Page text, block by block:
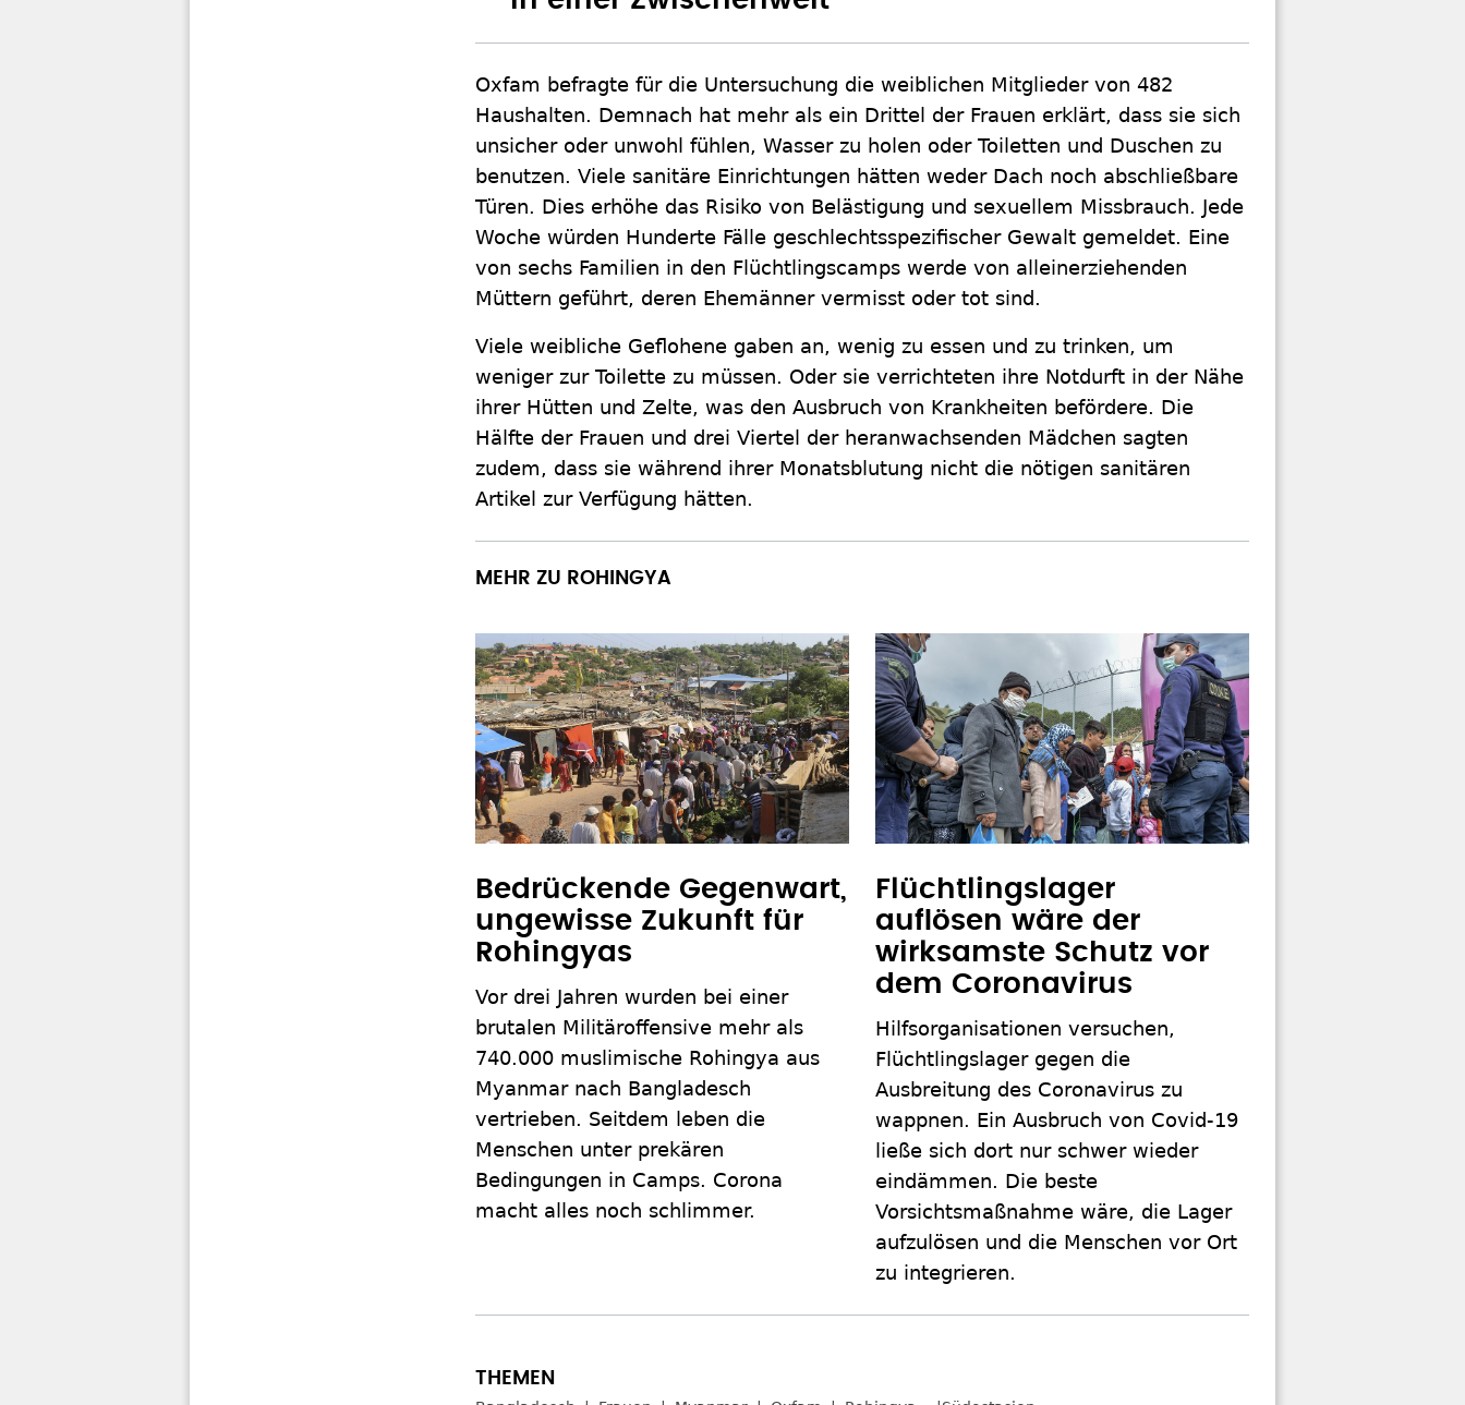
Oxfam befragte für die Untersuchung die weiblichen Mitglieder von 482
Haushalten. Demnach hat mehr als ein Drittel der Frauen erklärt, dass sie sich
unsicher oder unwohl fühlen, Wasser zu holen oder Toiletten und Duschen zu
benutzen. Viele sanitäre Einrichtungen hätten weder Dach noch abschließbare
Türen. Dies erhöhe das Risiko von Belästigung und sexuellem Missbrauch. Jede
Woche würden Hunderte Fälle geschlechtsspezifischer Gewalt gemeldet. Eine
von sechs Familien in den Flüchtlingscamps werde von alleinerziehenden
Müttern geführt, deren Ehemänner vermisst oder tot sind.
Viele weibliche Geflohene gaben an, wenig zu essen und zu trinken, um
weniger zur Toilette zu müssen. Oder sie verrichteten ihre Notdurft in der Nähe
ihrer Hütten und Zelte, was den Ausbruch von Krankheiten befördere. Die
Hälfte der Frauen und drei Viertel der heranwachsenden Mädchen sagten
zudem, dass sie während ihrer Monatsblutung nicht die nötigen sanitären
Artikel zur Verfügung hätten.
MEHR ZU ROHINGYA
Bedrückende Gegenwart,
ungewisse Zukunft für
Rohingyas
Vor drei Jahren wurden bei einer
brutalen Militäroffensive mehr als
740.000 muslimische Rohingya aus
Myanmar nach Bangladesch
vertrieben. Seitdem leben die
Menschen unter prekären
Bedingungen in Camps. Corona
macht alles noch schlimmer.
Flüchtlingslager
auflösen wäre der
wirksamste Schutz vor
dem Coronavirus
Hilfsorganisationen versuchen,
Flüchtlingslager gegen die
Ausbreitung des Coronavirus zu
wappnen. Ein Ausbruch von Covid-19
ließe sich dort nur schwer wieder
eindämmen. Die beste
Vorsichtsmaßnahme wäre, die Lager
aufzulösen und die Menschen vor Ort
zu integrieren.